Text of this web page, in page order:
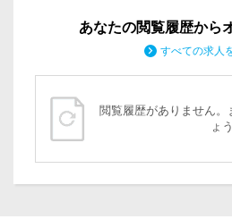
あなたの閲覧履歴から
すべての求人
閲覧履歴がありません。
ょ